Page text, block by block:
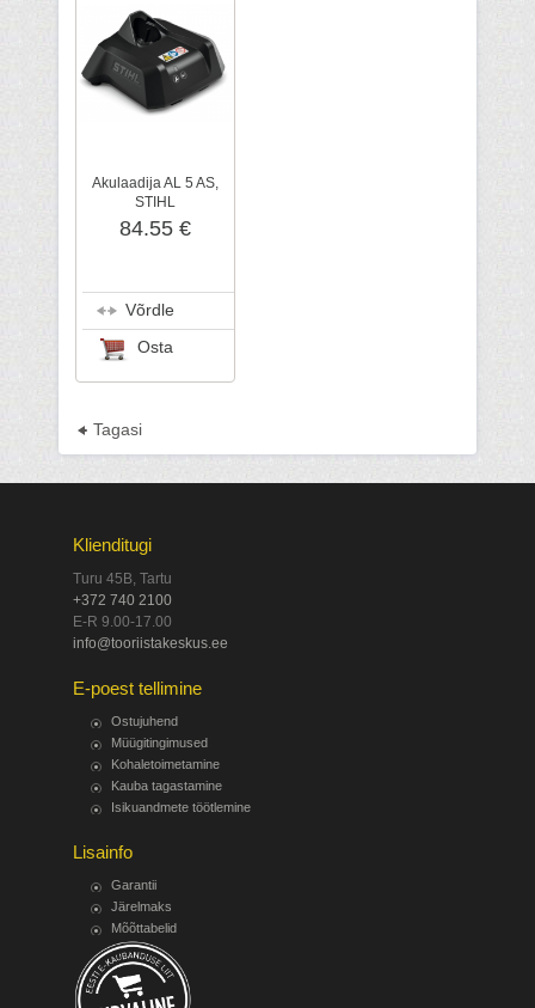
Akulaadija AL 5 AS,
STIHL
84.55 €
Võrdle
Osta
Tagasi
Klienditugi
Turu 45B, Tartu
+372 740 2100
E-R 9.00-17.00
info@tooriistakeskus.ee
E-poest tellimine
Ostujuhend
Müügitingimused
Kohaletoimetamine
Kauba tagastamine
Isikuandmete töötlemine
Lisainfo
Garantii
Järelmaks
Mõõttabelid